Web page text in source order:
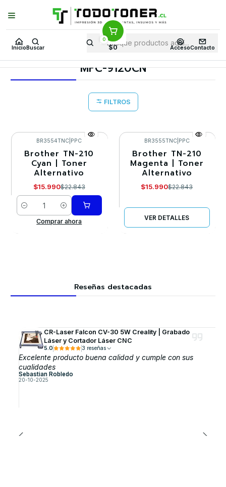
Inicio Buscar
0
$0 AccesoContacto
Puedes Elegir: Comprar enTienda· Despachoa Todo Chile · Retiro en
Tienda en24 Horas
Inicio Toner y tambor Toner Alternativo BROTHER
Equipos BROTHER MFC-9120CN
MFC-9120CN
FILTROS
-30%
BR3554TNC PPC
Brother TN-210
Cyan | Toner
Alternativo
$15.990$22.843
Cantidad
Comprar ahora
-30%
Agotado
BR3555TNC| PPC
Brother TN-210
Magenta | Toner
Alternativo
$15.990$22.843
VER DETALLES
Reseñas destacadas
CR-Laser Falcon CV-30 5W Creality | Grabado
Láser y Cortador Láser CNC
5.0 3 reseñas
Excelente producto buena calidad y cumple con sus
cualidades
Sebastian Robledo
20-10-2025